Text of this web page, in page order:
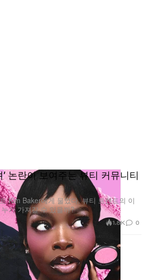
들에게 전하는 “고맙다”는 인사이자,
하는 데 큰 역할을 했던 제품들을
접 경험해 볼 수 있도록 하는 기회이
논란이 보여주는 뷰티 커뮤니티
Kim Baker에게 물었다. 뷰티 트렌드의 이
가 가져갈 수 있을까?
1.8K 0